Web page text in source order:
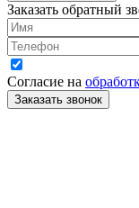
Заказать обратный
Согласие на